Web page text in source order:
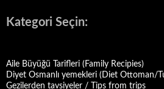
Kategori Seçin:
Aile Büyüğü Tarifleri (Family Recipies)
Diyet Osmanlı yemekleri (Diet Ottoman/
Gezilerden tavsiyeler / Tips from trips